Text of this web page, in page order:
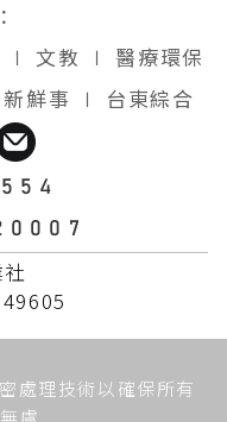
∣ 文教 ∣
醫療環保
新鮮事 ∣ 台東綜合
處理技術以確保所有
虞